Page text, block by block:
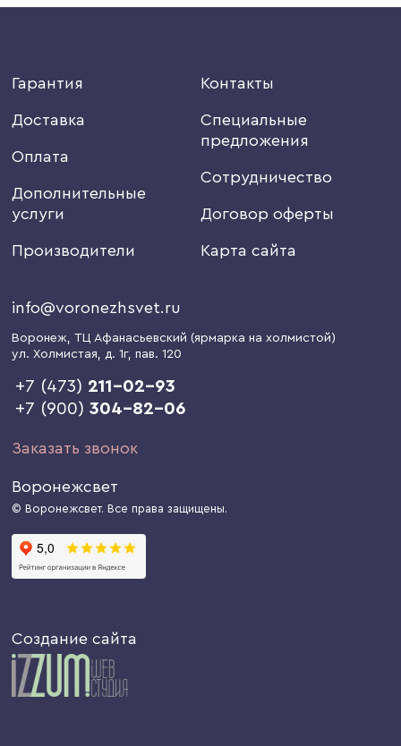
Гарантия
Доставка
Оплата
Дополнительные
услуги
Производители
Контакты
Специальные
предложения
Сотрудничество
Договор оферты
Карта сайта
info@voronezhsvet.ru
Воронеж, ТЦ Афанасьевский (ярмарка на холмистой)
ул. Холмистая, д. 1г, пав. 120
+7 (473) 211-02-93
+7 (900)304-82-06
Заказать звонок
Воронежсвет
© Воронежсвет. Все права защищены.
Создание сайта